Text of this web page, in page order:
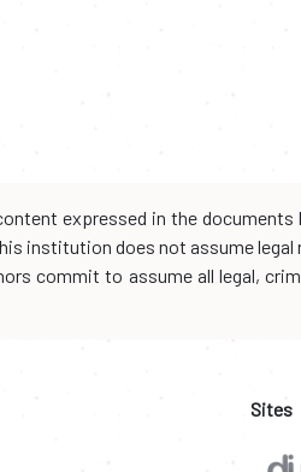
expressed in the
institution does not assume
commit to assume all legal,
Sites